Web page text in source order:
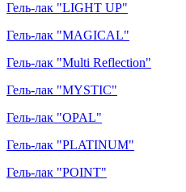
Гель-лак "LIGHT UP"
Гель-лак "MAGICAL"
Гель-лак "Multi Reflection"
Гель-лак "MYSTIC"
Гель-лак "OPAL"
Гель-лак "PLATINUM"
Гель-лак "POINT"